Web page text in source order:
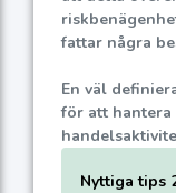
fattar några
En väl
för att
Nyttiga tips